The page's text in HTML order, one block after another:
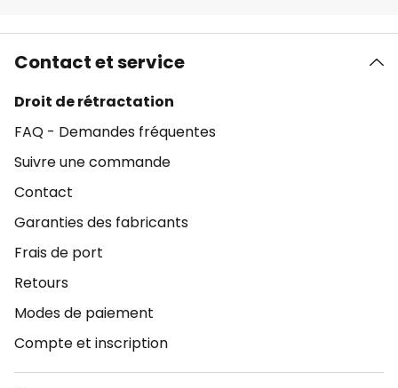
Contact et service
Droit de rétractation
FAQ - Demandes fréquentes
Suivre une commande
Contact
Garanties des fabricants
Frais de port
Retours
Modes de paiement
Compte et inscription